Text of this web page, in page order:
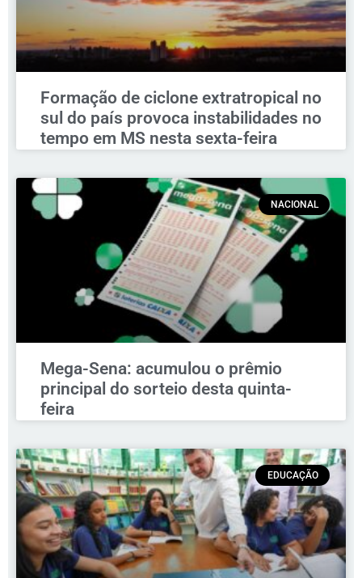
Formação de ciclone extratropical no
sul do país provoca instabilidades no
tempo em MS nesta sexta-feira
NACIONAL
Mega-Sena: acumulou o prêmio
principal do sorteio desta quinta-
feira
EDUCAÇÃO